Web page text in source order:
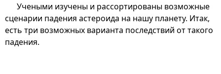
Учеными изучены и рассортированы возможные
сценарии падения астероида на нашу планету. Итак,
есть три возможных варианта последствий от такого
падения.